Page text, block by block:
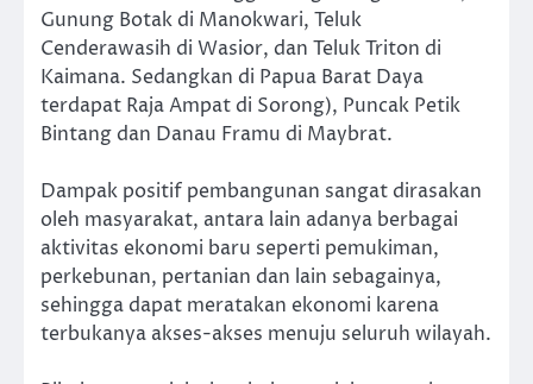
Gunung Botak di Manokwari, Teluk
Cenderawasih di Wasior, dan Teluk Triton di
Kaimana. Sedangkan di Papua Barat Daya
terdapat Raja Ampat di Sorong), Puncak Petik
Bintang dan Danau Framu di Maybrat.
Dampak positif pembangunan sangat dirasakan
oleh masyarakat, antara lain adanya berbagai
aktivitas ekonomi baru seperti pemukiman,
perkebunan, pertanian dan lain sebagainya,
sehingga dapat meratakan ekonomi karena
terbukanya akses-akses menuju seluruh wilayah.